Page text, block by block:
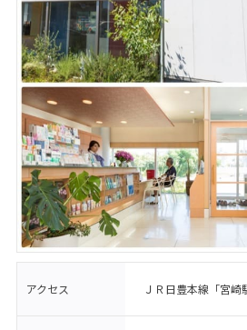
アクセス ＪＲ日豊本線「宮崎